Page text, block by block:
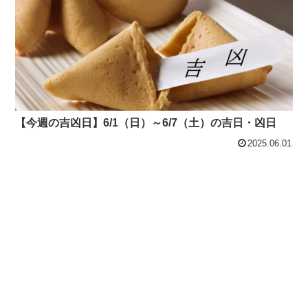
【今週の吉凶日】6/1（日）～6/7（土）の吉日・凶日
2025.06.01